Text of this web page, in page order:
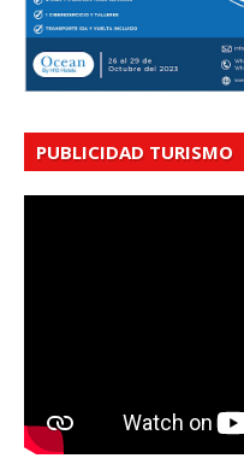
PUBLICIDAD TURISMO